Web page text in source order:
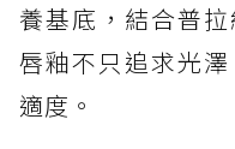
養基底，結合普
唇釉不只追求光
適度。